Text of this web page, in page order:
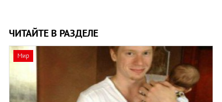
ЧИТАЙТЕ В РАЗДЕЛЕ
Мир